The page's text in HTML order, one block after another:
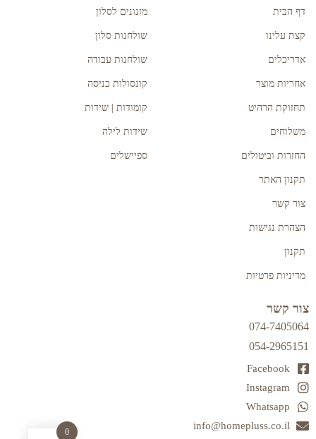
דף הבית
קצת עלינו
אדריכלים
אחריות מוצר
תחזוקת הרהיט
משלוחים
החזרות וביטולים
תקנון האתר
צור קשר
הצהרת נגישות
תקנון
מדיניות פרטיות
מזנונים לסלון
שולחנות סלון
שולחנות עבודה
קונסולות כניסה
קומודות | שידות
שידות לילה
ספיישלים
צור קשר
074-7405064
054-2965151
Facebook
Instagram
Whatsapp
info@homepluss.co.il
0